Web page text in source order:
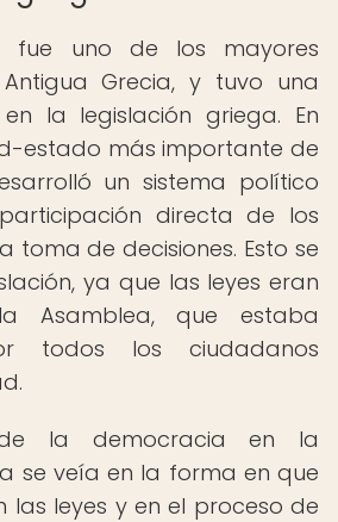
fue uno de los mayores
Grecia, y tuvo una
la legislación griega. En
estado más importante de
un sistema político
directa de los
toma de decisiones. Esto se
ya que las leyes eran
Asamblea, que estaba
todos los ciudadanos
la democracia en la
se veía en la forma en que
las leyes y en el proceso de